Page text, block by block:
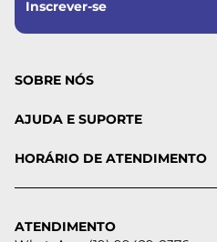
Inscrever-se
SOBRE NÓS
AJUDA E SUPORTE
HORÁRIO DE ATENDIMENTO
ATENDIMENTO